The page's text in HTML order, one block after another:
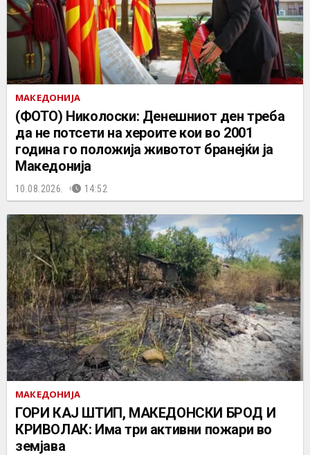
МАКЕДОНИЈА
(ФОТО) Николоски: Денешниот ден треба
да не потсети на хероите кои во 2001
година го положија животот бранејќи ја
Македонија
10.08.2026. 14:52
МАКЕДОНИЈА
ГОРИ КАЈ ШТИП, МАКЕДОНСКИ БРОД И
КРИВОЛАК: Има три активни пожари во
земјава